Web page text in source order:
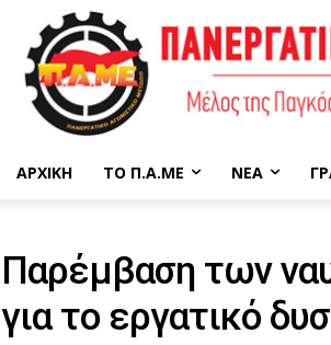
ΑΡΧΙΚΉ ΤΟ Π.Α.ΜΕ ΝΈΑ
Παρέμβαση των
για το εργατικό